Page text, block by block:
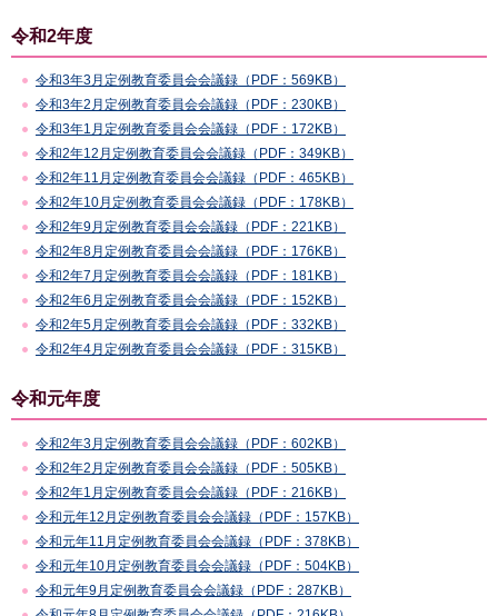
令和2年度
令和3年3月定例教育委員会会議録（PDF：569KB）
令和3年2月定例教育委員会会議録（PDF：230KB）
令和3年1月定例教育委員会会議録（PDF：172KB）
令和2年12月定例教育委員会会議録（PDF：349KB）
令和2年11月定例教育委員会会議録（PDF：465KB）
令和2年10月定例教育委員会会議録（PDF：178KB）
令和2年9月定例教育委員会会議録（PDF：221KB）
令和2年8月定例教育委員会会議録（PDF：176KB）
令和2年7月定例教育委員会会議録（PDF：181KB）
令和2年6月定例教育委員会会議録（PDF：152KB）
令和2年5月定例教育委員会会議録（PDF：332KB）
令和2年4月定例教育委員会会議録（PDF：315KB）
令和元年度
令和2年3月定例教育委員会会議録（PDF：602KB）
令和2年2月定例教育委員会会議録（PDF：505KB）
令和2年1月定例教育委員会会議録（PDF：216KB）
令和元年12月定例教育委員会会議録（PDF：157KB）
令和元年11月定例教育委員会会議録（PDF：378KB）
令和元年10月定例教育委員会会議録（PDF：504KB）
令和元年9月定例教育委員会会議録（PDF：287KB）